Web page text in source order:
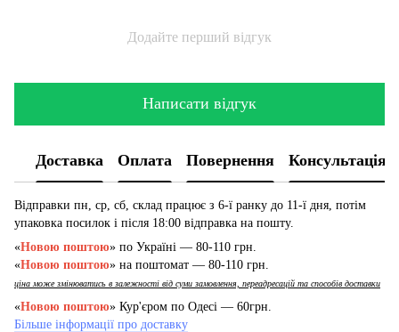
Додайте перший відгук
Написати відгук
Доставка Оплата Повернення Консультація
Відправки пн, ср, сб, склад працює з 6-ї ранку до 11-ї дня, потім
упаковка посилок і після 18:00 відправка на пошту.
«Новою поштою» по Україні — 80-110 грн.
«Новою поштою» на поштомат — 80-110 грн.
ціна може змінюватись в залежності від суми замовлення, переадресацій та способів доставки
«Новою поштою» Кур'єром по Одесі — 60грн.
Більше інформації про доставку